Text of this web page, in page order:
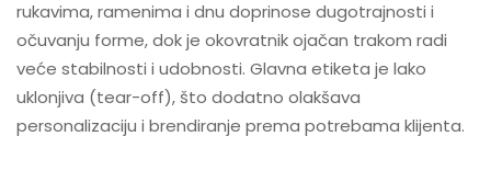
rukavima, ramenima i dnu doprinose dugotrajnosti i
očuvanju forme, dok je okovratnik ojačan trakom radi
veće stabilnosti i udobnosti. Glavna etiketa je lako
uklonjiva (tear-off), što dodatno olakšava
personalizaciju i brendiranje prema potrebama klijenta.